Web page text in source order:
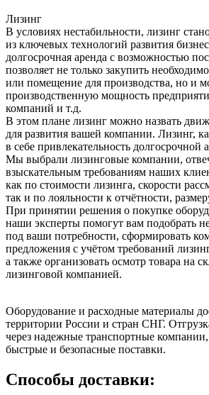
Лизинг
В условиях нестабильности, лизинг
из ключевых технологий развития
долгосрочная аренда с возможностью
позволяет не только закупить
или помещение для производства, но и
производственную мощность
компаний и т.д.
В этом плане лизинг можно назвать
для развития вашей компании. Лизинг,
в себе привлекательность долгосрочной
Мы выбрали лизинговые компании,
взыскательным требованиям наших
как по стоимости лизинга, скорости
так и по лояльности к отчётности,
При принятии решения о покупке
наши эксперты помогут вам подобрать
под ваши потребности, сформировать
предложения с учётом требований
а также организовать осмотр товара на
лизинговой компанией.
Оборудование и расходные материалы
территории России и стран СНГ.
через надежные транспортные компании,
быстрые и безопасные поставки.
Способы доставки: